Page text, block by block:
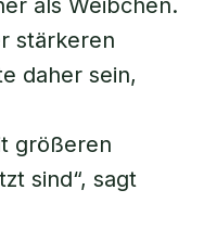
als Weibchen.
stärkeren
daher sein,
größeren
sind“, sagt